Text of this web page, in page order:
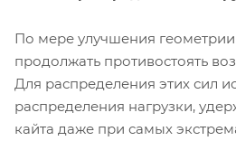
По мере улучшения
продолжать противостоять
Для распределения этих сил
распределения нагрузки,
кайта даже при самых